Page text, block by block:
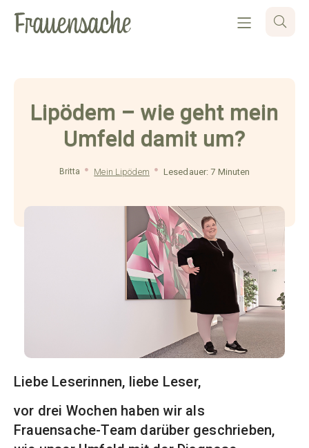
Lipödem – wie geht mein
Umfeld damit um?
Britta Mein Lipödem Lesedauer: 7 Minuten
Liebe Leserinnen, liebe Leser,
vor drei Wochen haben wir als
Frauensache-Team darüber geschrieben,